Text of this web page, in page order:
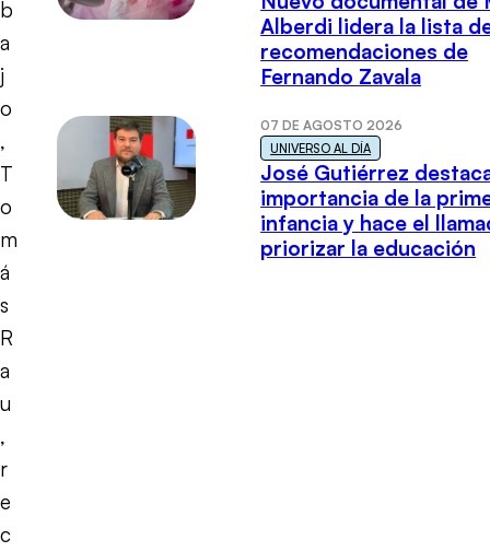
b
a
j
o
,
T
o
m
á
s
R
a
u
,
r
e
c
Alberdi lidera la lista
recomendaciones de
Fernando Zavala
07 DE AGOSTO 2026
UNIVERSO AL DÍA
José Gutiérrez
importancia de la
infancia y hace el
priorizar la educación